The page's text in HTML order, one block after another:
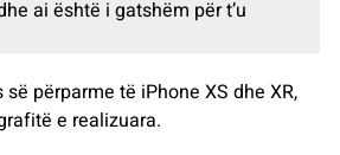
ai është i gatshëm për t’u
përparme të iPhone XS dhe XR,
e realizuara.